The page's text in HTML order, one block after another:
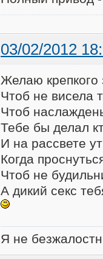
03/02/2012
Желаю крепкого
Чтоб не висела
Чтоб
Тебе бы делал
И на рассвете
Когда
Чтоб не
А дикий секс
Я не